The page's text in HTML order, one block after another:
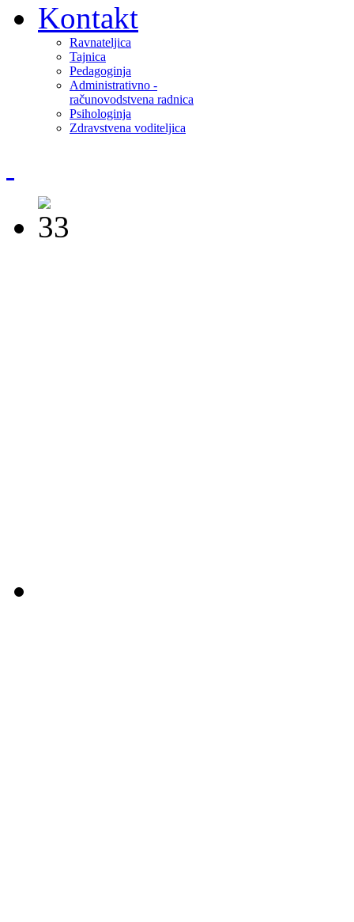
Kontakt
Ravnateljica
Tajnica
Pedagoginja
Administrativno -
računovodstvena radnica
Psihologinja
Zdravstvena voditeljica